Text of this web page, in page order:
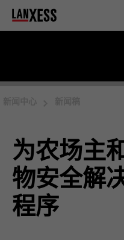
为农场主
物安全解
程序